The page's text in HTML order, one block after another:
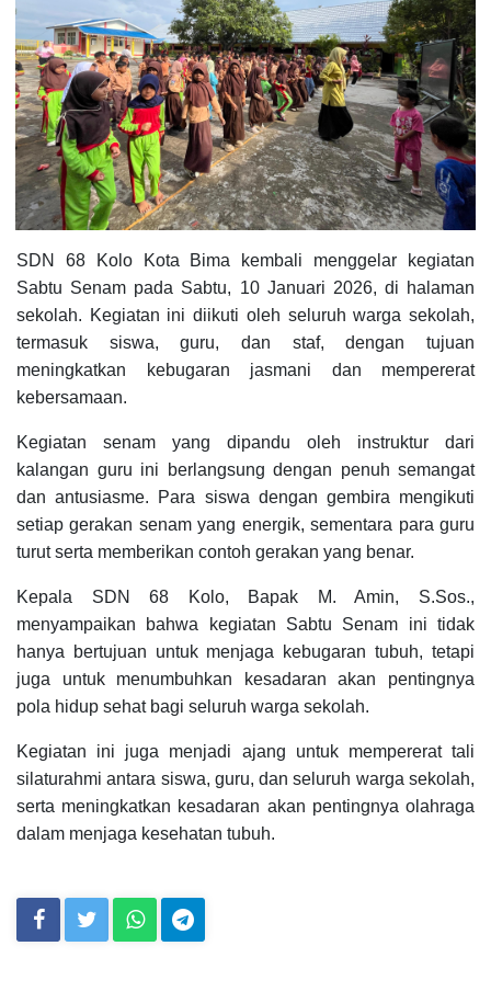
SDN 68 Kolo Kota Bima kembali menggelar kegiatan
Sabtu Senam pada Sabtu, 10 Januari 2026, di halaman
sekolah. Kegiatan ini diikuti oleh seluruh warga sekolah,
termasuk siswa, guru, dan staf, dengan tujuan
meningkatkan kebugaran jasmani dan mempererat
kebersamaan.
Kegiatan senam yang dipandu oleh instruktur dari
kalangan guru ini berlangsung dengan penuh semangat
dan antusiasme. Para siswa dengan gembira mengikuti
setiap gerakan senam yang energik, sementara para guru
turut serta memberikan contoh gerakan yang benar.
Kepala SDN 68 Kolo, Bapak M. Amin, S.Sos.,
menyampaikan bahwa kegiatan Sabtu Senam ini tidak
hanya bertujuan untuk menjaga kebugaran tubuh, tetapi
juga untuk menumbuhkan kesadaran akan pentingnya
pola hidup sehat bagi seluruh warga sekolah.
Kegiatan ini juga menjadi ajang untuk mempererat tali
silaturahmi antara siswa, guru, dan seluruh warga sekolah,
serta meningkatkan kesadaran akan pentingnya olahraga
dalam menjaga kesehatan tubuh.